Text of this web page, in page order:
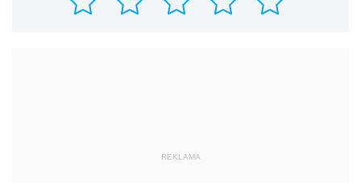
REKLAMA